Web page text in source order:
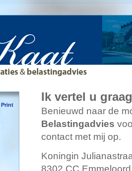
Print
Ik vertel u
Benieuwd naar de
Belastingadvies
contact met mij op.
Koningin
8302 CC